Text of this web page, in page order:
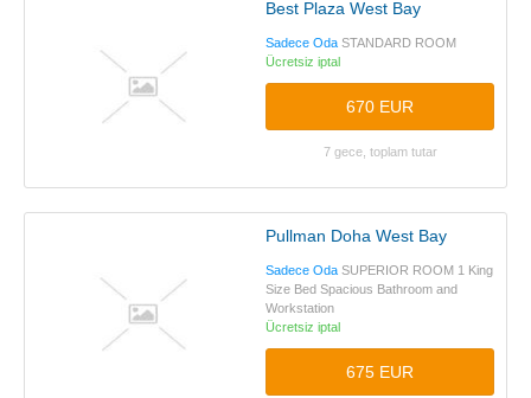
Best Plaza West Bay
Sadece Oda STANDARD ROOM
Ücretsiz iptal
670 EUR
7 gece, toplam tutar
Pullman Doha West Bay
Sadece Oda SUPERIOR ROOM 1 King
Size Bed Spacious Bathroom and
Workstation
Ücretsiz iptal
675 EUR